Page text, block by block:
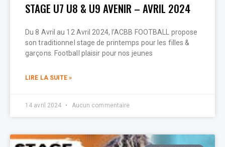
STAGE U7 U8 & U9 AVENIR – AVRIL 2024
Du 8 Avril au 12 Avril 2024, l’ACBB FOOTBALL propose
son traditionnel stage de printemps pour les filles &
garçons. Football plaisir pour nos jeunes
LIRE LA SUITE »
14 avril 2024 Aucun commentaire